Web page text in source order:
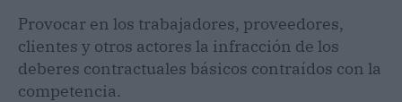
Provocar en los trabajadores, proveedores,
clientes y otros actores la infracción de los
deberes contractuales básicos contraídos con la
competencia.